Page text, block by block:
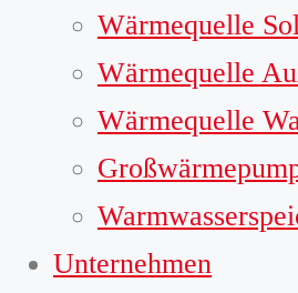
Wärmequelle
Wärmequelle
Wärmequelle
Unternehmen